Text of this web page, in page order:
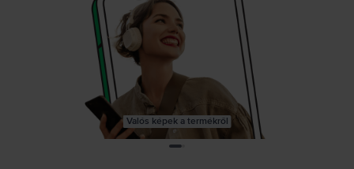
Valós képek a termékről